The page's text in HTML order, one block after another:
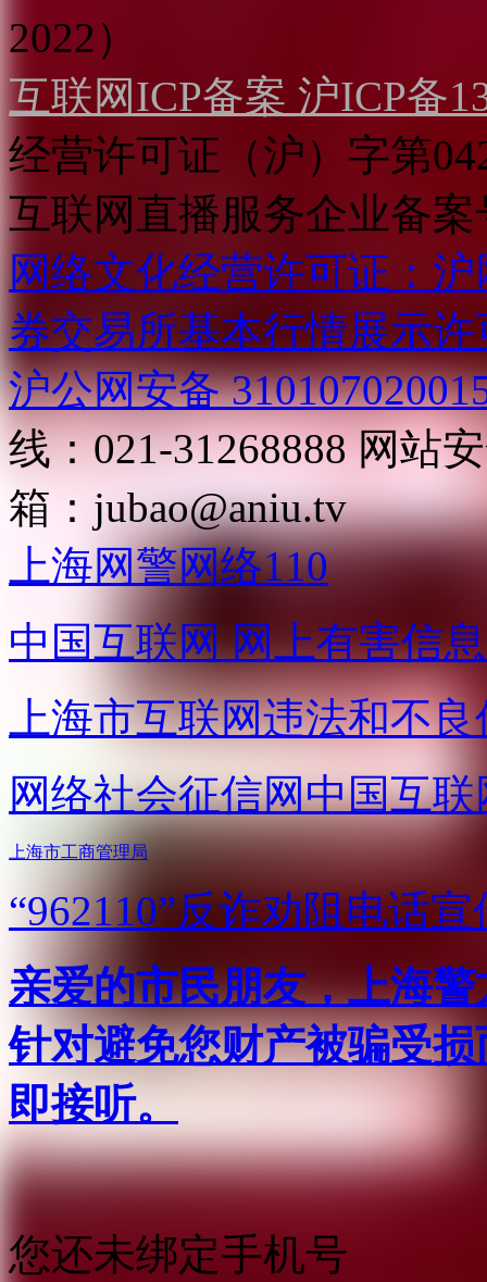
2022）
互联网ICP备案 沪ICP备
经营许可证（沪）字第
互联网直播服务企业备案
网络文化经营许可证：
券交易所基本行情展示许
沪公网安备
线：021-31268888 网站
箱： jubao@aniu.tv
上海网警网络110
中国互联网 网上有害信
上海市互联网违法和不
网络社会征信网中国互
上海市工商管理局
“962110”反诈劝阻电话宣
亲爱的市民朋友，上海
针对避免您财产被骗受
即接听。
您还未绑定手机号